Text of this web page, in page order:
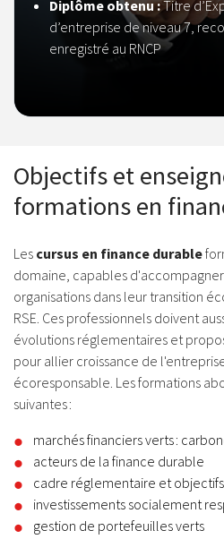
Diplôme obtenu :Titre
d’entreprise de niveau 7,
enregistré au RNCP
Objectifs et
formations en
Les cursus en finance durable
domaine, capables
organisations dans leur transition
RSE. Ces professionnels doivent
évolutions réglementaires et
pour allier croissance de
écoresponsable. Les formations
suivantes :
marchés financiers verts :
acteurs de la finance durable
cadre réglementaire et
investissements socialement
gestion de portefeuilles verts